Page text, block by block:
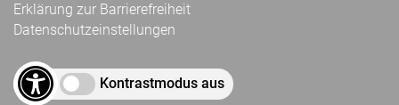
Erklärung zur Barrierefreiheit
Datenschutzeinstellungen
Kontrastmodus aus